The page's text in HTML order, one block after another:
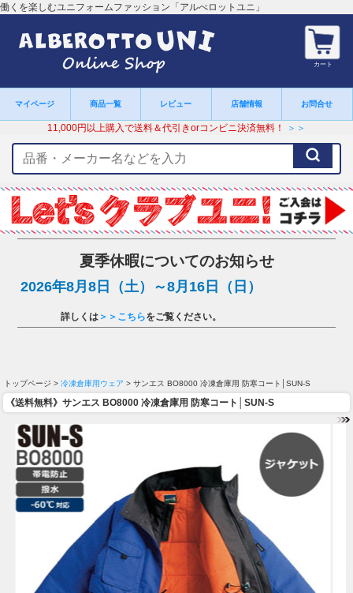
働くを楽しむユニフォームファッション「アルべロットユニ」
カート
マイページ 商品一覧 レビュー 店舗情報 お問合せ
11,000円以上購入で送料＆代引きorコンビニ決済無料！ ＞＞
ー
ワ
ー
ド
夏季休暇についてのお知らせ
2026年8月8日（土）～8月16日（日）
詳しくは ＞＞こちらをご覧ください。
トップページ > 冷凍倉庫用ウェア > サンエス BO8000 冷凍倉庫用 防寒コート│SUN-S
《送料無料》サンエス BO8000 冷凍倉庫用 防寒コート│SUN-S